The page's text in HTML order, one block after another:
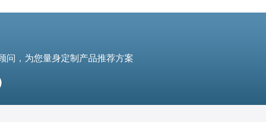
问，为您量身定制产品推荐方案